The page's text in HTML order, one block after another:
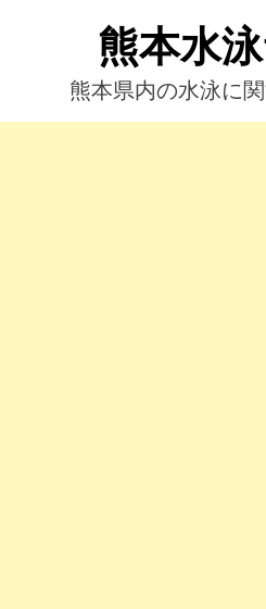
へ
熊本水
熊本県内の水泳に